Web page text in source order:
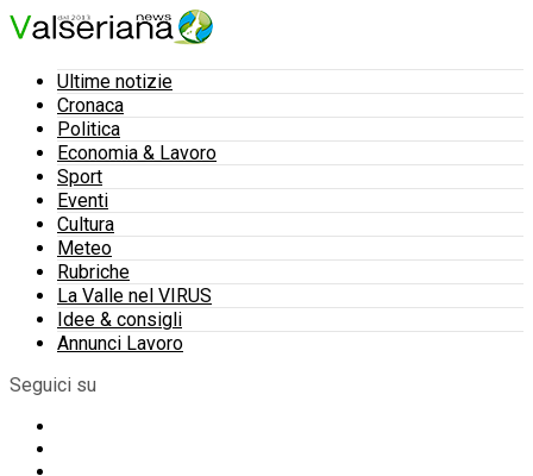
Ultime notizie
Cronaca
Politica
Economia & Lavoro
Sport
Eventi
Cultura
Meteo
Rubriche
La Valle nel VIRUS
Idee & consigli
Annunci Lavoro
Seguici su